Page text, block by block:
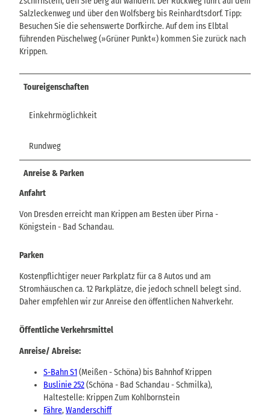
Salzleckenweg und über den Wolfsberg bis Reinhardtsdorf. Tipp:
Besuchen Sie die sehenswerte Dorfkirche. Auf dem ins Elbtal
führenden Püschelweg (»Grüner Punkt«) kommen Sie zurück nach
Krippen.
Toureigenschaften
Einkehrmöglichkeit
Rundweg
Anreise & Parken
Anfahrt
Von Dresden erreicht man Krippen am Besten über Pirna -
Königstein - Bad Schandau.
Parken
Kostenpflichtiger neuer Parkplatz für ca 8 Autos und am
Stromhäuschen ca. 12 Parkplätze, die jedoch schnell belegt sind.
Daher empfehlen wir zur Anreise den öffentlichen Nahverkehr.
Öffentliche Verkehrsmittel
Anreise/ Abreise:
S-Bahn S1(Meißen - Schöna) bis Bahnhof Krippen
Buslinie 252(Schöna - Bad Schandau - Schmilka),
Haltestelle: Krippen Zum Kohlbornstein
Fähre,Wanderschiff